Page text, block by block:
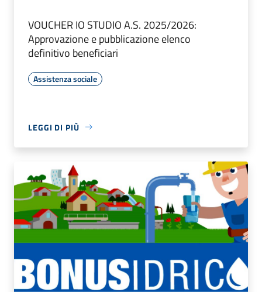
VOUCHER IO STUDIO A.S. 2025/2026:
Approvazione e pubblicazione elenco
definitivo beneficiari
Assistenza sociale
LEGGI DI PIÙ